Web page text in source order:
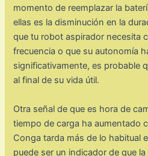
momento de reemplazar la
ellas es la disminución en la
que tu robot aspirador necesita
frecuencia o que su autonomía
significativamente, es probable
al final de su vida útil.
Otra señal de que es hora de
tiempo de carga ha aumentado
Conga tarda más de lo habitual
puede ser un indicador de que